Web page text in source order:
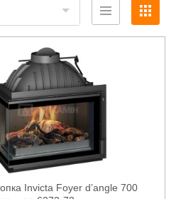
Invicta Foyer d’angle 700